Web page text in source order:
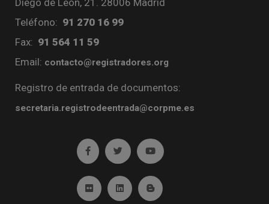
Teléfono: 91 270 16 99
Fax: 91 564 11 59
Email: contacto@registradores.org
Registro de entrada de documentos:
secretaria.registrodeentrada@corpme.es
Ir a facebook (abre en ventana nueva)
Ir a twitter (abre en ventana nueva)
Ir a YouTube (abre en
Ir a Flickr (abre en ventana nueva)
Ir a Linkedin (abre en ventana nueva)
Ir al Blog (abre en ventana